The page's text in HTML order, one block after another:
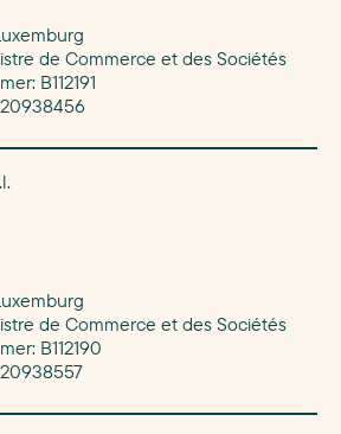
de Commerce et des Sociétés
B112191
de Commerce et des Sociétés
B112190